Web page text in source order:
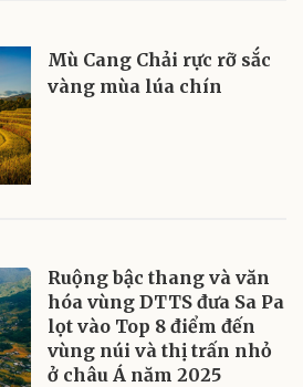
Mù Cang Chải rực rỡ sắc
vàng mùa lúa chín
Ruộng bậc thang và văn
hóa vùng DTTS đưa Sa Pa
lọt vào Top 8 điểm đến
vùng núi và thị trấn nhỏ
ở châu Á năm 2025